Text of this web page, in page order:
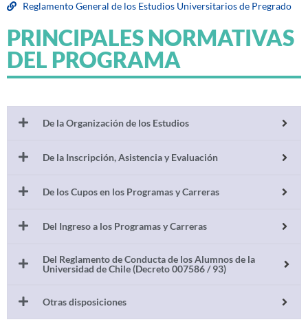
Reglamento General de los Estudios Universitarios de Pregrado
PRINCIPALES NORMATIVAS
DEL PROGRAMA
De la Organización de los Estudios
De la Inscripción, Asistencia y Evaluación
De los Cupos en los Programas y Carreras
Del Ingreso a los Programas y Carreras
Del Reglamento de Conducta de los Alumnos de la
Universidad de Chile (Decreto 007586 / 93)
Otras disposiciones